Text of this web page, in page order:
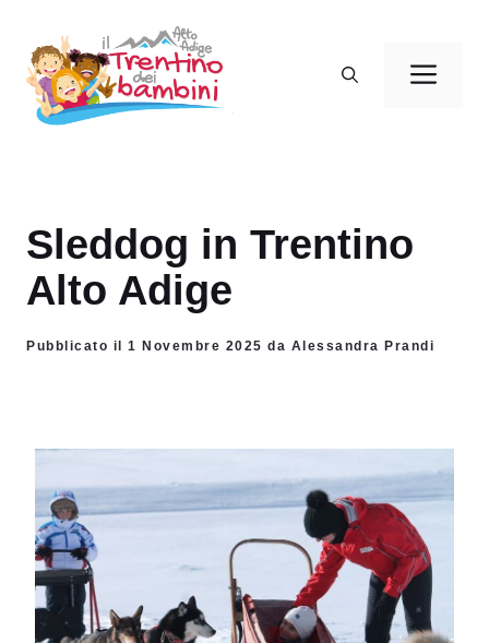
contenuto
Sleddog in Trentino
Alto Adige
Pubblicato il 1 Novembre 2025 da Alessandra Prandi